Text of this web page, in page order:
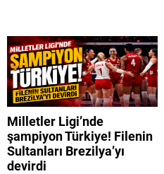
Milletler Ligi’nde
şampiyon Türkiye! Filenin
Sultanları Brezilya’yı
devirdi